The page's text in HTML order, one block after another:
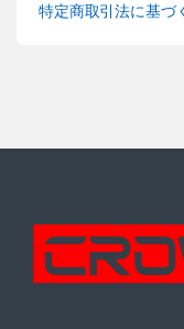
特定商取引法に基づ